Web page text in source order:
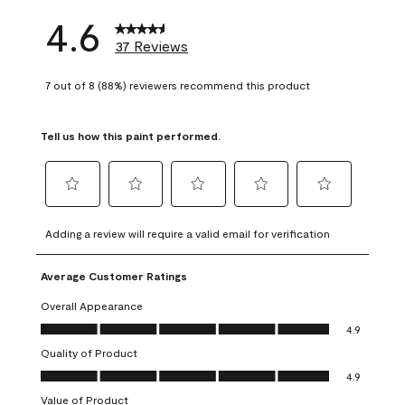
4.6 37 Reviews
7 out of 8 (88%) reviewers recommend this product
Tell us how this paint performed.
to
rate
the
item
with
1
This
action
will
to
rate
the
with
2
This
action
will
to
rate
the
item
3
action
to
rate
4
action
to
rate
5
action
Adding a review will require a valid email for verification
Average Customer Ratings
Overall Appearance
Overall Appearance, 4.9 out of 5
4.9
Quality of Product
Quality of Product, 4.9 out of 5
4.9
Value of Product